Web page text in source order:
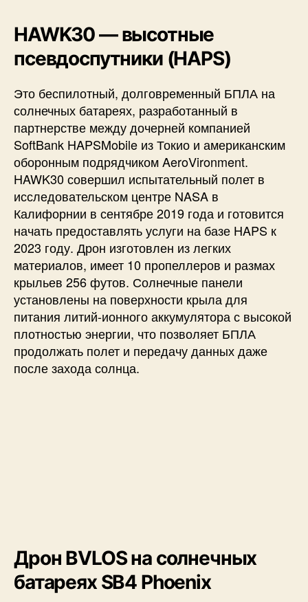
HAWK30 — высотные
псевдоспутники (HAPS)
Это беспилотный, долговременный БПЛА на
солнечных батареях, разработанный в
партнерстве между дочерней компанией
SoftBank HAPSMobile из Токио и американским
оборонным подрядчиком AeroVironment.
HAWK30 совершил испытательный полет в
исследовательском центре NASA в
Калифорнии в сентябре 2019 года и готовится
начать предоставлять услуги на базе HAPS к
2023 году. Дрон изготовлен из легких
материалов, имеет 10 пропеллеров и размах
крыльев 256 футов. Солнечные панели
установлены на поверхности крыла для
питания литий-ионного аккумулятора с высокой
плотностью энергии, что позволяет БПЛА
продолжать полет и передачу данных даже
после захода солнца.
Дрон BVLOS на солнечных
батареях SB4 Phoenix